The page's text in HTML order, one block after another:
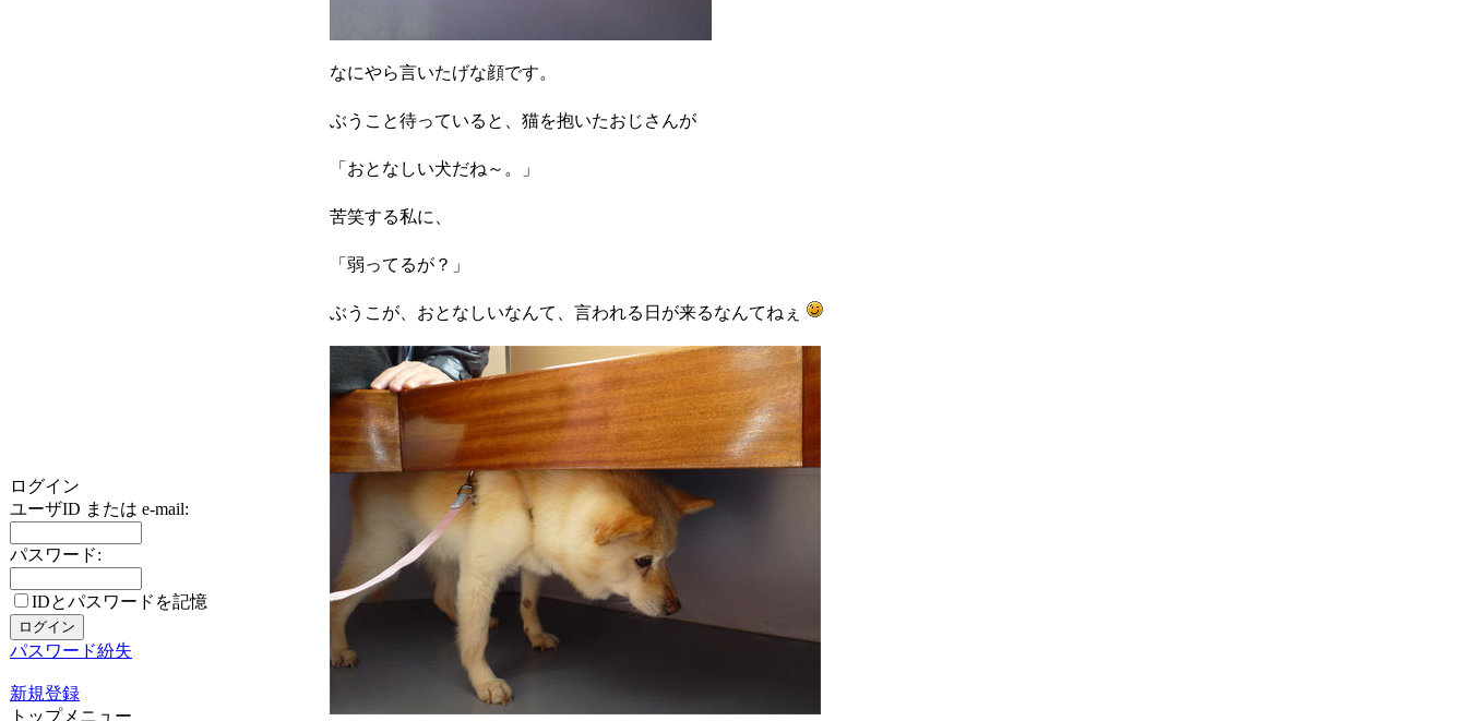
ログイン
ユーザID または e-mail:
パスワード:
IDとパスワードを記憶
パスワード紛失
新規登録
トップメニュー
なにやら言いたげな顔です。
ぶうこと待っていると、猫を抱いたおじさんが
「おとなしい犬だね～。」
苦笑する私に、
「弱ってるが？」
ぶうこが、おとなしいなんて、言われる日が来るなんてねぇ